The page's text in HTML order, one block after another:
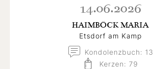
14.06.2026
HAIMBÖCK MARIA
Etsdorf am Kamp
Kondolenzbuch: 13
Kerzen: 79